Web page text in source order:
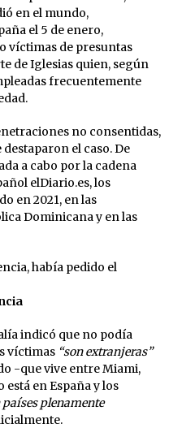
en el mundo,
el 5 de enero,
víctimas de presuntas
de Iglesias quien, según
frecuentemente
no consentidas,
el caso. De
a cabo por la cadena
elDiario.es, los
en 2021, en las
Dominicana y en las
había pedido el
indicó que no podía
víctimas “son extranjeras”
-que vive entre Miami,
en España y los
países plenamente